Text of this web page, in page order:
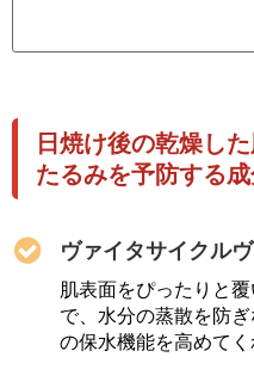
日焼け後の乾燥し
たるみを予防する
ヴァイタサイクル
肌表面をぴったりと
で、水分の蒸散を防
の保水機能を高めてく